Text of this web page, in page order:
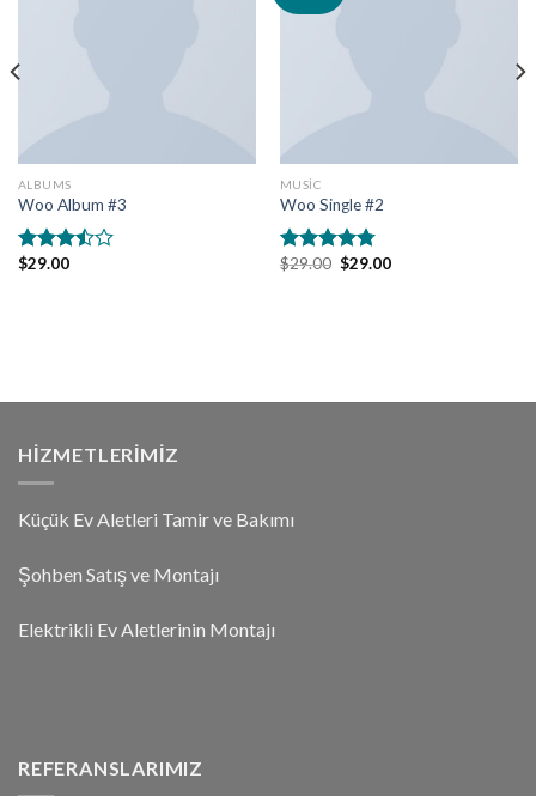
ALBUMS
Woo Album #3
5
$29.00
MUSIC
Woo Single #2
5
$29.00 $29.00
HIZMETLERIMIZ
Küçük Ev Aletleri Tamir ve Bakımı
Şohben Satış ve Montajı
Elektrikli Ev Aletlerinin Montajı
REFERANSLARIMIZ